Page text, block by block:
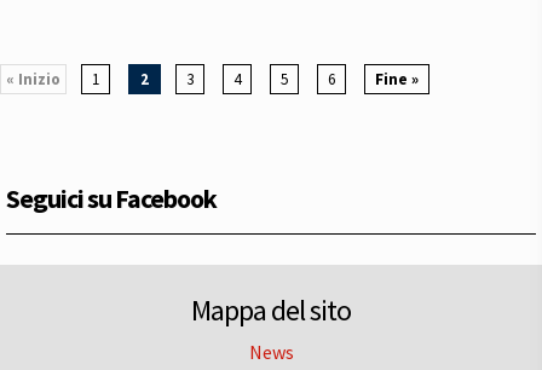
« Inizio 1 2 3 4 5 6 Fine »
Seguici su Facebook
Mappa del sito
News